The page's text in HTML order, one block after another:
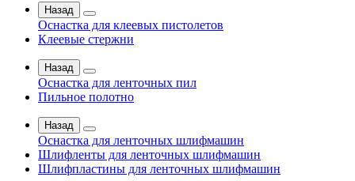
Назад
Оснастка для клеевых пистолетов
Клеевые стержни
Назад
Оснастка для ленточных пил
Пильное полотно
Назад
Оснастка для ленточных шлифмашин
Шлифленты для ленточных шлифмашин
Шлифпластины для ленточных шлифмашин